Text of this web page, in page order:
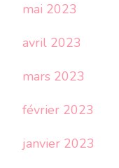
mai 2023
avril 2023
mars 2023
février 2023
janvier 2023